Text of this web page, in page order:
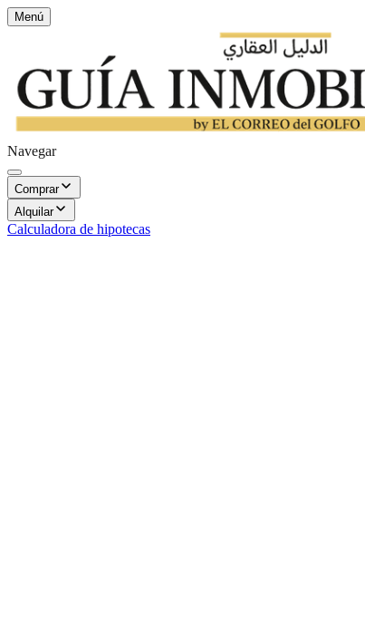
Menú
Navegar
Comprar
Alquilar
Calculadora de hipotecas